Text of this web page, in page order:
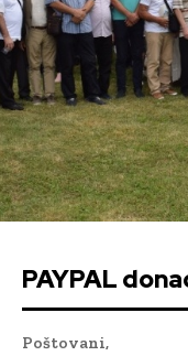
PAYPAL
Poštovani,